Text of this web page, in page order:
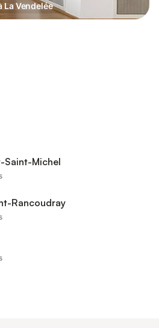
La Vendelée
Saint-Michel
Rancoudray